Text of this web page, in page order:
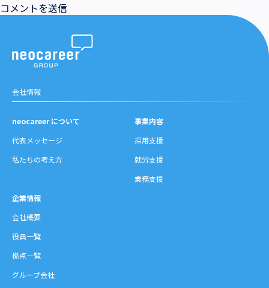
会社情報
neocareer について
代表メッセージ
私たちの考え方
事業内容
採用支援
就労支援
業務支援
企業情報
会社概要
役員一覧
拠点一覧
グループ会社